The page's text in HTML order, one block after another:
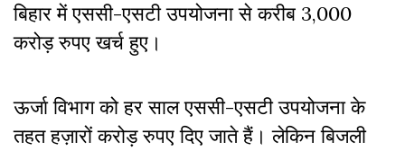
बिहार में एससी-एसटी उपयोजना से करीब 3,000
करोड़ रुपए खर्च हुए।
ऊर्जा विभाग को हर साल एससी-एसटी उपयोजना के
तहत हज़ारों करोड़ रुपए दिए जाते हैं। लेकिन बिजली